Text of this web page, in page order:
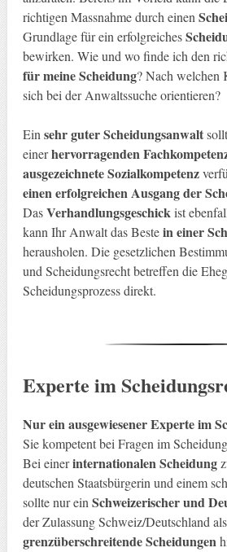
richtigen Massnahme durch einen
Grundlage für ein erfolgreiches
bewirken. Wie und wo finde ich den
für meine Scheidung? Nach welchen
sich bei der Anwaltssuche orientieren?
Ein sehr guter Scheidungsanwalt
einerhervorragenden
ausgezeichnete Sozialkompetenz
einen erfolgreichen Ausgang der
DasVerhandlungsgeschickist
kann Ihr Anwalt das Bestein einer
herausholen. Die gesetzlichen
und Scheidungsrecht betreffen die
Scheidungsprozess direkt.
Experte im
Nur ein ausgewiesener Experte im
Sie kompetent bei Fragen im
Bei einerinternationalen Scheidung
deutschen Staatsbürgerin und einem
sollte nur ein Schweizerischer und
der Zulassung Schweiz/Deutschland
grenzüberschreitende Scheidungen